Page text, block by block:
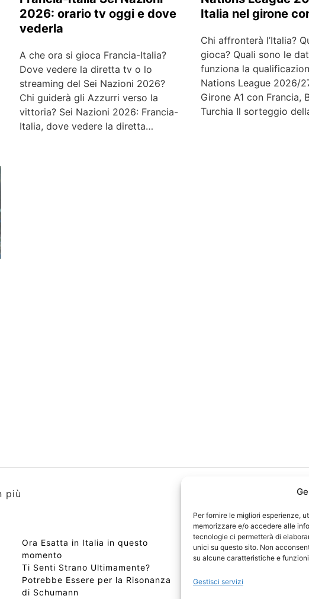
Per fornire le migliori esperienze,
memorizzare e/o accedere alle
tecnologie ci permetterà di
unici su questo sito. Non
su alcune caratteristiche e
Gestisci servizi
2026: orario tv oggi e dove
vederla
A che ora si gioca Francia-Italia?
Dove vedere la diretta tv o lo
streaming del Sei Nazioni 2026?
Chi guiderà gli Azzurri verso la
vittoria? Sei Nazioni 2026: Francia-
Italia, dove vedere la diretta…
Italia nel girone
Chi affronterà l’Italia?
gioca? Quali sono le
funziona la
Nations League 2026/
Girone A1 con Francia,
Turchia Il sorteggio
più
Ora Esatta in Italia in questo
momento
Ti Senti Strano Ultimamente?
Potrebbe Essere per la Risonanza
di Schumann
Copyright 2026
Edizioni Web4Star
📰 Contenuto Umano